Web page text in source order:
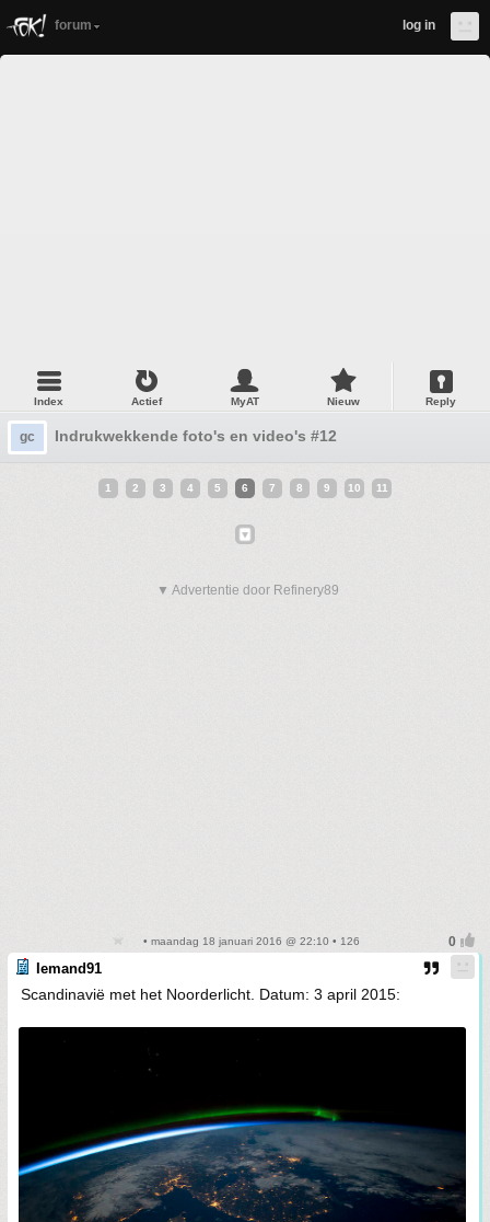
forum log in
Index Actief MyAT Nieuw Reply
gc Indrukwekkende foto's en video's #12
1 2 3 4 5 6 7 8 9 10 11
▼ Advertentie door Refinery89
• maandag 18 januari 2016 @ 22:10 • 126
Iemand91
Scandinavië met het Noorderlicht. Datum: 3 april 2015: